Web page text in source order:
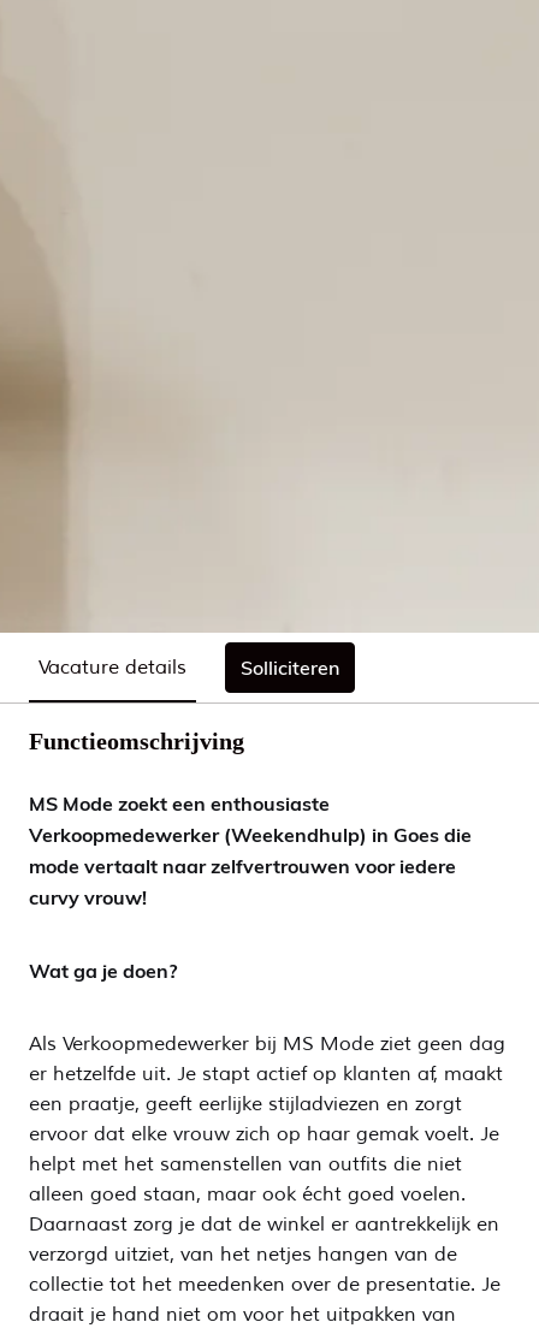
Vacature details Solliciteren
Functieomschrijving
MS Mode zoekt een enthousiaste
Verkoopmedewerker (Weekendhulp) in Goes die
mode vertaalt naar zelfvertrouwen voor iedere
curvy vrouw!
Wat ga je doen?
Als Verkoopmedewerker bij MS Mode ziet geen dag
er hetzelfde uit. Je stapt actief op klanten af, maakt
een praatje, geeft eerlijke stijladviezen en zorgt
ervoor dat elke vrouw zich op haar gemak voelt. Je
helpt met het samenstellen van outfits die niet
alleen goed staan, maar ook écht goed voelen.
Daarnaast zorg je dat de winkel er aantrekkelijk en
verzorgd uitziet, van het netjes hangen van de
collectie tot het meedenken over de presentatie. Je
draait je hand niet om voor het uitpakken van